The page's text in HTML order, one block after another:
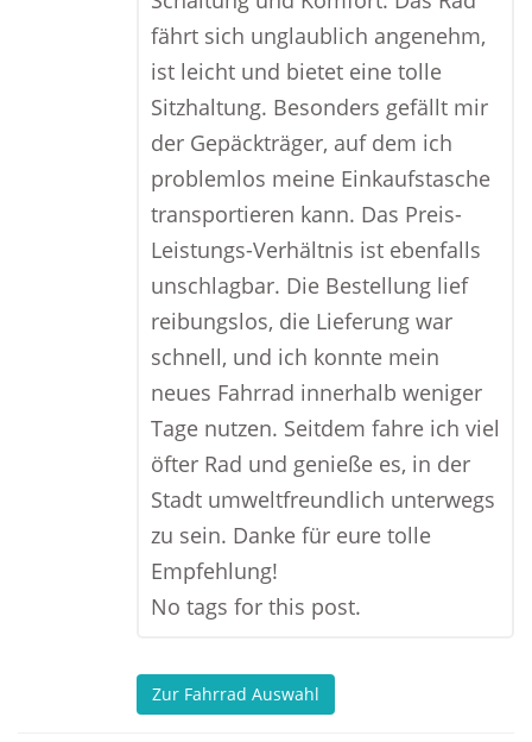
fährt sich unglaublich angenehm,
ist leicht und bietet eine tolle
Sitzhaltung. Besonders gefällt mir
der Gepäckträger, auf dem ich
problemlos meine Einkaufstasche
transportieren kann. Das Preis-
Leistungs-Verhältnis ist ebenfalls
unschlagbar. Die Bestellung lief
reibungslos, die Lieferung war
schnell, und ich konnte mein
neues Fahrrad innerhalb weniger
Tage nutzen. Seitdem fahre ich viel
öfter Rad und genieße es, in der
Stadt umweltfreundlich unterwegs
zu sein. Danke für eure tolle
Empfehlung!
No tags for this post.
Zur Fahrrad Auswahl